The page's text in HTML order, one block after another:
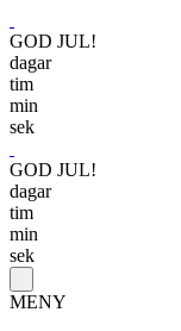
GOD JUL!
dagar
tim
min
sek
GOD JUL!
dagar
tim
min
sek
MENY